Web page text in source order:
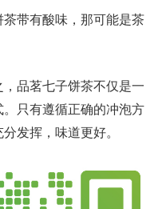
带有酸味，那可能是茶
品茗七子饼茶不仅是一
只有遵循正确的冲泡方
发挥，味道更好。